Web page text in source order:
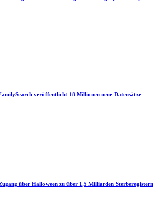
veröffentlicht 18 Millionen neue Datensätze
über Halloween zu über 1,5 Milliarden Sterberegistern